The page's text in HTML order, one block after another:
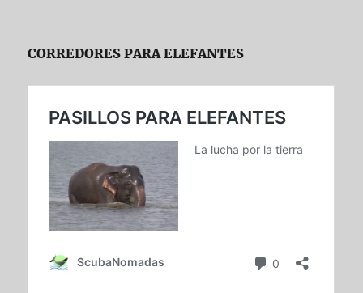
CORREDORES PARA ELEFANTES